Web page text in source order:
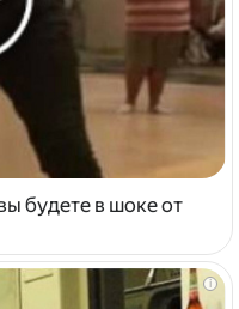
будете в шоке от
i